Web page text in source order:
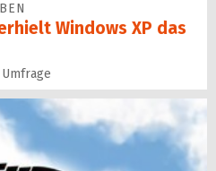
Windows XP das
Umfrage